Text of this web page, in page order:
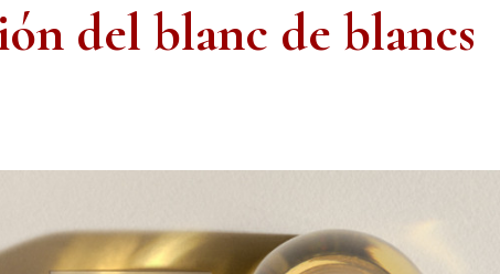
del blanc de blancs